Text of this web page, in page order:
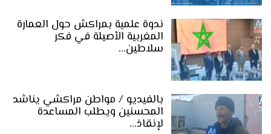
ندوة علمية بمراكش حول العمارة
المغربية الأصيلة في فكر
سلاطين…
بالفيديو / مواطن مراكشي يناشد
المحسنين ويطلب المساعدة
لإنقاذ…